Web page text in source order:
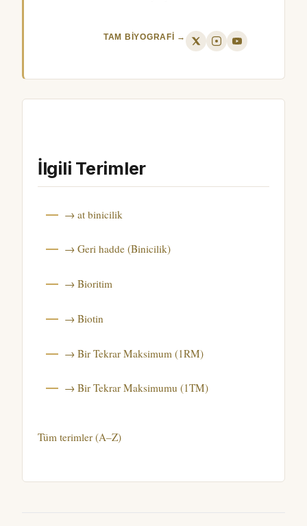
TAM BIYOGRAFI →
İlgili Terimler
→ at binicilik
→ Geri hadde (Binicilik)
→ Bioritim
→ Biotin
→ Bir Tekrar Maksimum (1RM)
→ Bir Tekrar Maksimumu (1TM)
Tüm terimler (A–Z)